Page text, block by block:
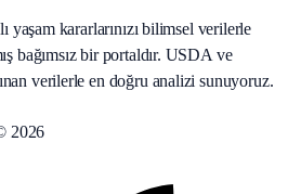
yaşam kararlarınızı bilimsel verilerle
bağımsız bir portaldır. USDA ve
verilerle en doğru analizi sunuyoruz.
2026